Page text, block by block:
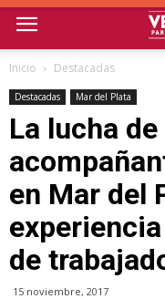
Inicio Destacadas
Destacadas Mar del Plata
La lucha
en Mar del
de
15 noviembre, 2017